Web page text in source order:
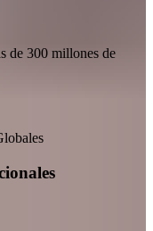
de 300 millones de